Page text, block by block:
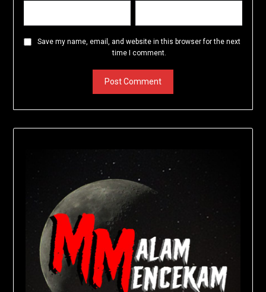
Save my name, email, and website in this browser for the next
time I comment.